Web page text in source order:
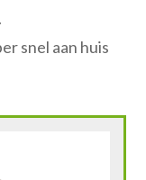
snel aan huis